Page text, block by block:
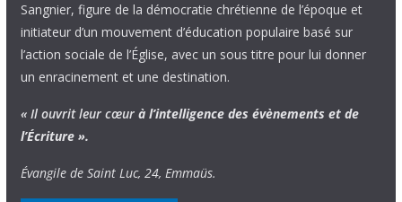
Sangnier, figure de la démocratie chrétienne de l’époque et
initiateur d’un mouvement d’éducation populaire basé sur
l’action sociale de l’Église, avec un sous titre pour lui donner
un enracinement et une destination.
« Il ouvrit leur cœur à l’intelligence des évènements et de
l’Écriture ».
Évangile de Saint Luc, 24, Emmaüs.